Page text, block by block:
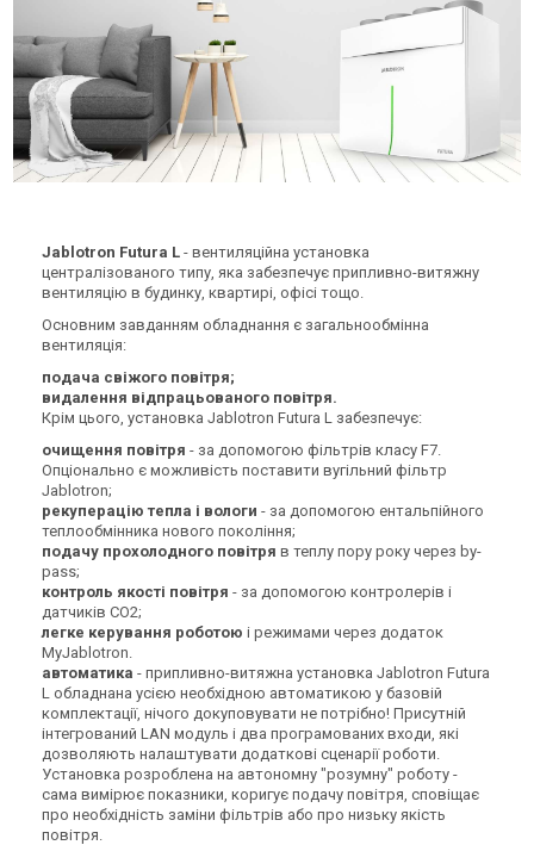
Jablotron Futura L - вентиляційна установка
централізованого типу, яка забезпечує припливно-витяжну
вентиляцію в будинку, квартирі, офісі тощо.
Основним завданням обладнання є загальнообмінна
вентиляція:
подача свіжого повітря;
видалення відпрацьованого повітря.
Крім цього, установка Jablotron Futura L забезпечує:
очищення повітря - за допомогою фільтрів класу F7.
Опціонально є можливість поставити вугільний фільтр
Jablotron;
рекуперацію тепла і вологи - за допомогою ентальпійного
теплообмінника нового покоління;
подачу прохолодного повітря в теплу пору року через by-
pass;
контроль якості повітря - за допомогою контролерів і
датчиків CO2;
легке керування роботою і режимами через додаток
MyJablotron.
автоматика - припливно-витяжна установка Jablotron Futura
L обладнана усією необхідною автоматикою у базовій
комплектації, нічого докуповувати не потрібно! Присутній
інтегрований LAN модуль і два програмованих входи, які
дозволяють налаштувати додаткові сценарії роботи.
Установка розроблена на автономну "розумну" роботу -
сама вимірює показники, коригує подачу повітря, сповіщає
про необхідність заміни фільтрів або про низьку якість
повітря.